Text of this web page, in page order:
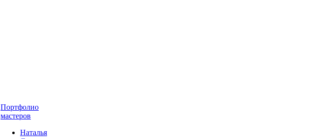
Портфолио
мастеров
Наталья